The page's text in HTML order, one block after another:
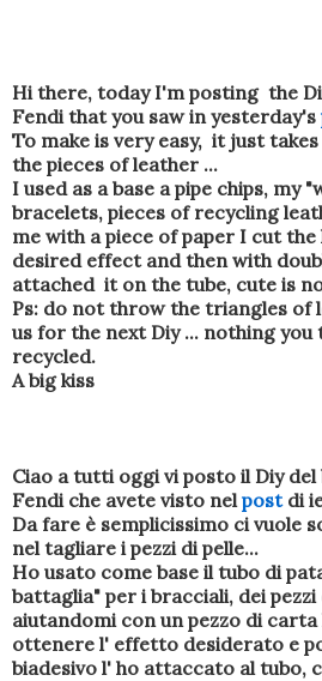
Hi there, today I'm posting the
Fendi that you saw in yesterday's
To make is very easy, it just
the pieces of leather ...
I used as a base a pipe chips, my
bracelets, pieces of recycling
me with a piece of paper I cut
desired effect and then with
attached it on the tube, cute is
Ps: do not throw the triangles of
us for the next Diy ... nothing
recycled.
A big kiss
Ciao a tutti oggi vi posto il Diy
Fendi che avete visto nel postdi
Da fare è semplicissimo ci vuole
nel tagliare i pezzi di pelle...
Ho usato come base il tubo di
battaglia" per i bracciali, dei
aiutandomi con un pezzo di
ottenere l' effetto desiderato e
biadesivo l' ho attaccato al tubo,